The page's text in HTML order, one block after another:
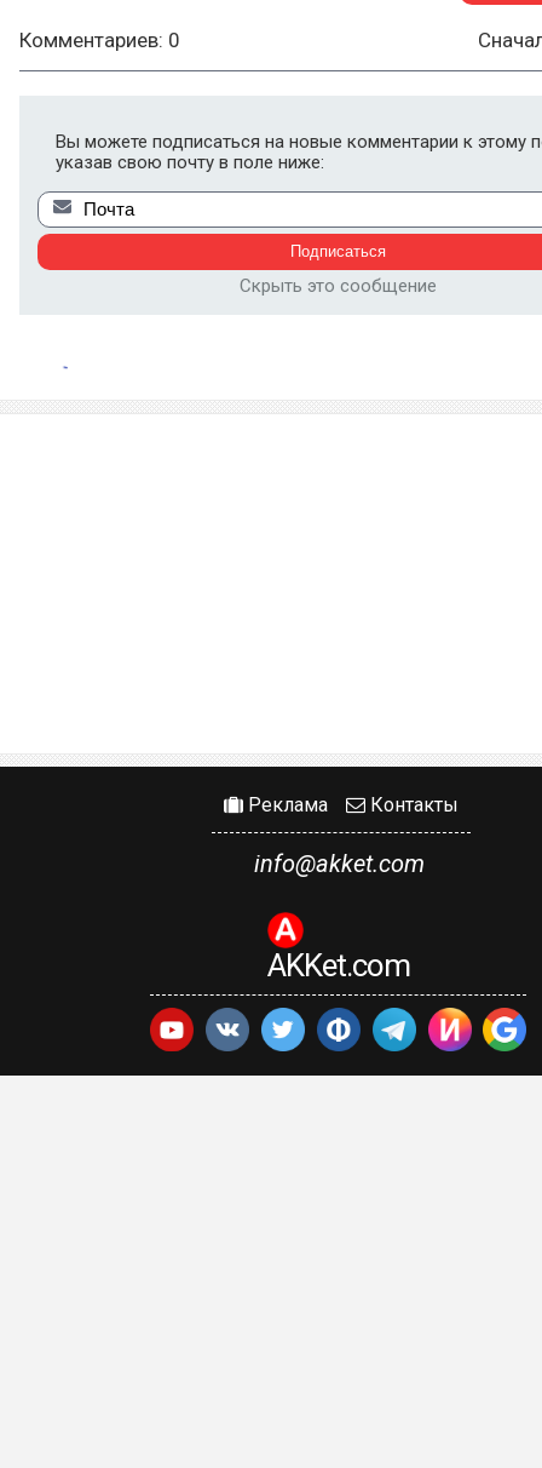
Комментариев: 0
Вы можете подписаться на новые комментарии к этому
указав свою почту в поле ниже:
Скрыть это сообщение
Реклама Контакты
info@akket.com
AKKet.com